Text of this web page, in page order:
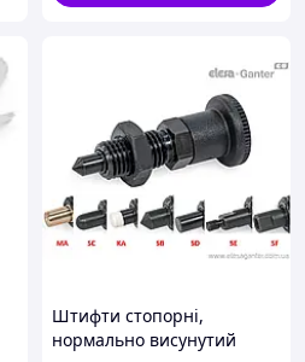
Штифти стопорні,
нормально висунутий